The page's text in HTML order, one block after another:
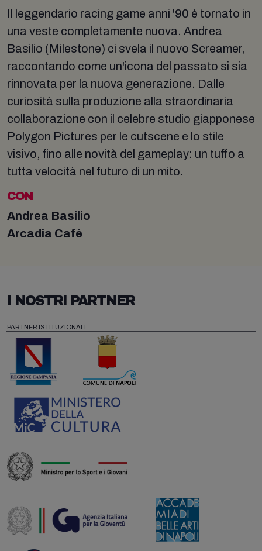
Il leggendario racing game anni '90 è tornato in
una veste completamente nuova. Andrea
Basilio (Milestone) ci svela il nuovo Screamer,
raccontando come un'icona del passato si sia
rinnovata per la nuova generazione. Dalle
curiosità sulla produzione alla straordinaria
collaborazione con il celebre studio giapponese
Polygon Pictures per le cutscene e lo stile
visivo, fino alle novità del gameplay: un tuffo a
tutta velocità nel futuro di un mito.
CON
Andrea Basilio
Arcadia Cafè
I NOSTRI PARTNER
PARTNER ISTITUZIONALI